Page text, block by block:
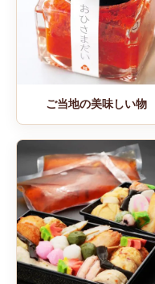
ご当地の美味しい物